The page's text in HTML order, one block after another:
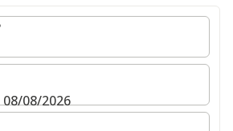
08/08/2026
di camere e di ospiti per il